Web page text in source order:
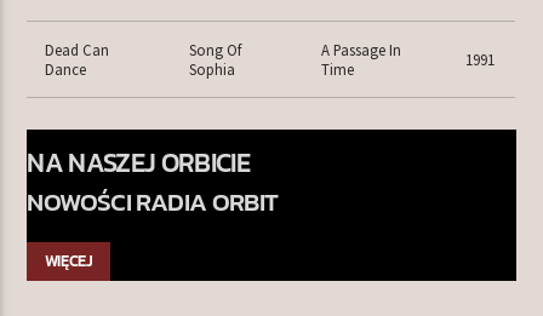
Dead Can
Dance
Song Of
Sophia
A Passage In
Time
1991
NA NASZEJ ORBICIE
NOWOŚCI RADIA ORBIT
WIĘCEJ